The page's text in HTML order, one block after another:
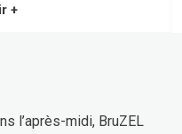
+
l’après-midi, BruZEL